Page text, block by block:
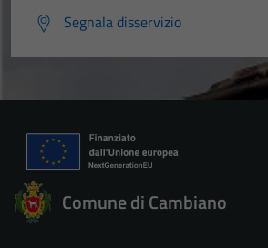
Segnala disservizio
Comune di Cambiano